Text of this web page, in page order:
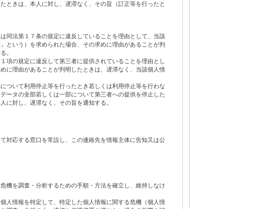
ときは、本人に対し、遅滞なく、その旨（訂正等を行ったと
同法第１７条の規定に違反していることを理由として、当該
という）を求められた場合、その求めに理由があることが判
。
項の規定に違反して第三者に提供されていることを理由とし
に理由があることが判明したときは、遅滞なく、当該個人情
ついて利用停止等を行ったとき若しくは利用停止等を行わな
ータの全部若しくは一部について第三者への提供を停止した
に対し、遅滞なく、その旨を通知する。
対応する窓口を常設し、この連絡先を情報主体に告知又は公
機を調査・分析するための手順・方法を確立し、維持しなけ
人情報を特定して、特定した個人情報に関する危機（個人情